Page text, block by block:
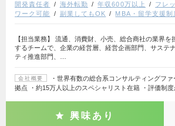
開発責任者
海外転勤 年収600万以上 フレ
ワーク可能
副業してもOK MBA・留学支援制
【担当業務】 流通、消費財、小売、総合商社の業界を
するチームで、企業の経営層、経営企画部門、サステ
ティ推進部門、…
会社概要
・世界有数の総合系コンサルティングフ
拠点 ・約15万人以上のスペシャリスト在籍 ・評価制度
興味あり